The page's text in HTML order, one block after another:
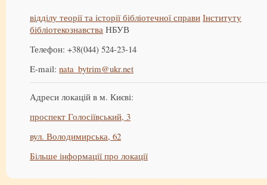
відділу теорії та історії бібліотечної справи Інституту
бібліотекознавства НБУВ
Телефон: +38(044) 524-23-14
E-mail: nata_bytrim@ukr.net
Адреси локацій в м. Києві:
проспект Голосіївський, 3
вул. Володимирська, 62
Більше інформації про локації